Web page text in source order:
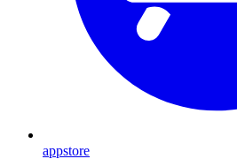
appstore